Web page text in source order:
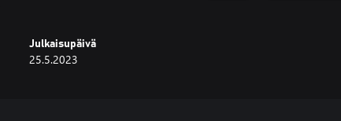
Julkaisupäivä
25.5.2023